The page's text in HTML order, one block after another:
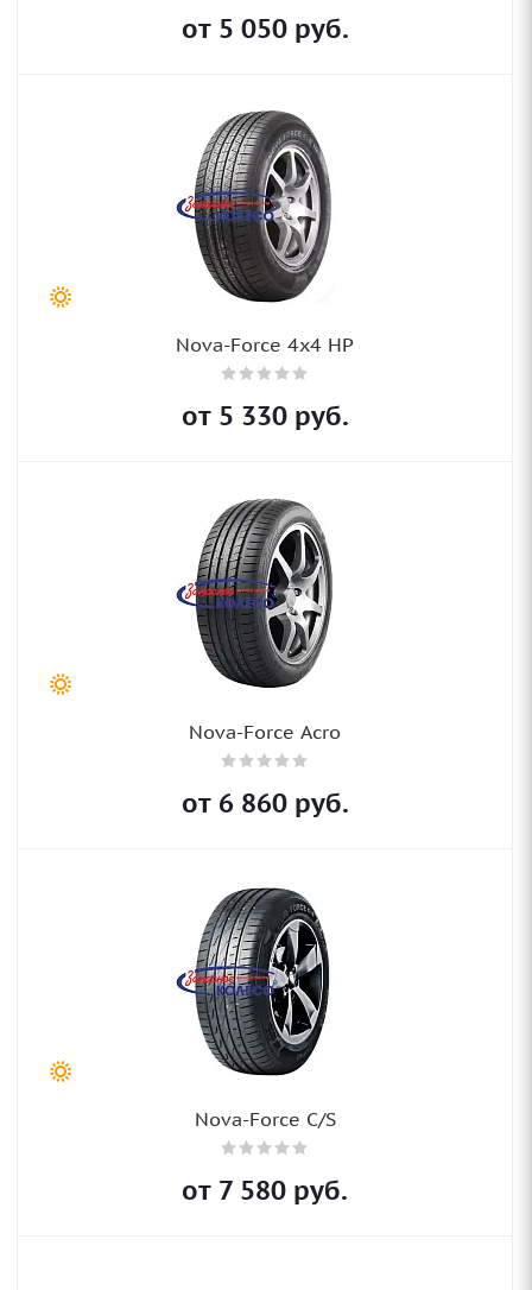
от 5 050руб.
Nova-Force 4x4 HP
от 5 330руб.
Nova-Force Acro
от 6 860руб.
Nova-Force C/S
от 7 580 руб.